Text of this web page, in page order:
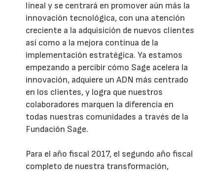
lineal y se centrará en promover aún más la
innovación tecnológica, con una atención
creciente a la adquisición de nuevos clientes
así como a la mejora continua de la
implementación estratégica. Ya estamos
empezando a percibir cómo Sage acelera la
innovación, adquiere un ADN más centrado
en los clientes, y logra que nuestros
colaboradores marquen la diferencia en
todas nuestras comunidades a través de la
Fundación Sage.
Para el año fiscal 2017, el segundo año fiscal
completo de nuestra transformación,